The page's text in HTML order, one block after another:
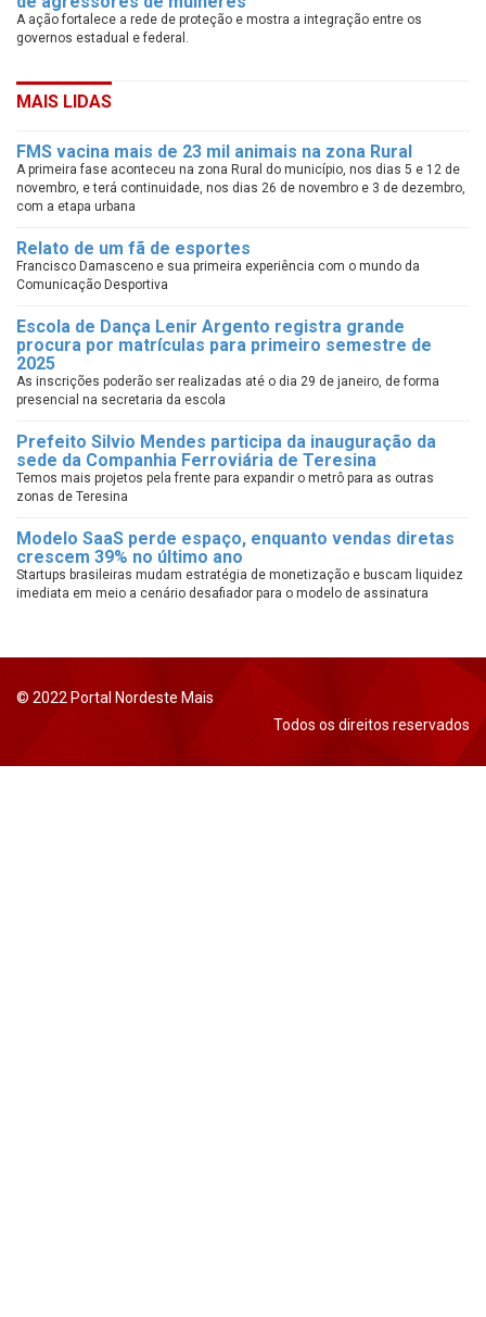
A ação fortalece a rede de proteção e mostra a integração entre os
governos estadual e federal.
MAIS LIDAS
FMS vacina mais de 23 mil animais na zona Rural
A primeira fase aconteceu na zona Rural do município, nos dias 5 e 12 de
novembro, e terá continuidade, nos dias 26 de novembro e 3 de dezembro,
com a etapa urbana
Relato de um fã de esportes
Francisco Damasceno e sua primeira experiência com o mundo da
Comunicação Desportiva
Escola de Dança Lenir Argento registra grande
procura por matrículas para primeiro semestre de
2025
As inscrições poderão ser realizadas até o dia 29 de janeiro, de forma
presencial na secretaria da escola
Prefeito Silvio Mendes participa da inauguração da
sede da Companhia Ferroviária de Teresina
Temos mais projetos pela frente para expandir o metrô para as outras
zonas de Teresina
Modelo SaaS perde espaço, enquanto vendas diretas
crescem 39% no último ano
Startups brasileiras mudam estratégia de monetização e buscam liquidez
imediata em meio a cenário desafiador para o modelo de assinatura
© 2022 Portal Nordeste Mais
Todos os direitos reservados